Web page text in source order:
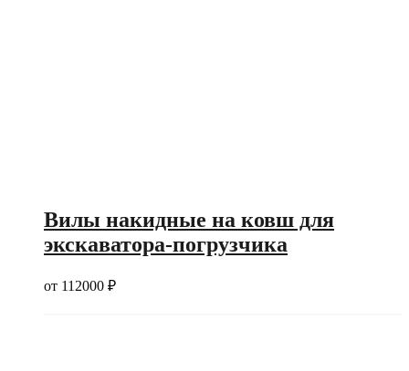
Вилы накидные на ковш для
экскаватора-погрузчика
от 112000 ₽